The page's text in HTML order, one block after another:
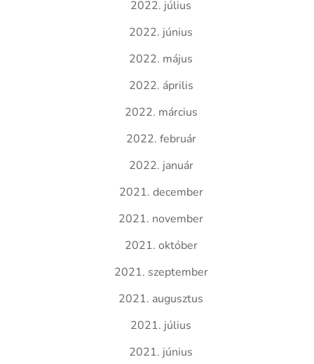
2022. július
2022. június
2022. május
2022. április
2022. március
2022. február
2022. január
2021. december
2021. november
2021. október
2021. szeptember
2021. augusztus
2021. július
2021. június